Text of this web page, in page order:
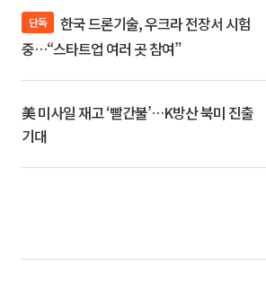
단독
중…“스타트업 여러 곳 참여”
美 미사일 재고 ‘빨간불’…K방산 북미 진출
기대